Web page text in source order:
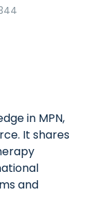
in MPN,
It shares
and